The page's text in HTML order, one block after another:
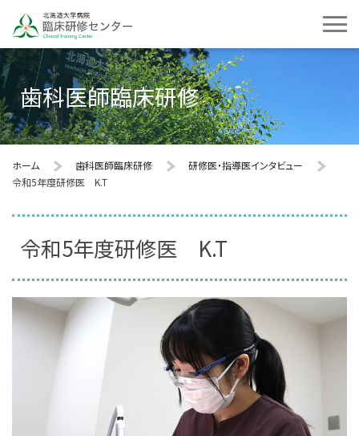
歯科医師臨床研修
ホーム 歯科医師臨床研修
研修医・指導医インタビュー
令和5年度研修医 K.T
令和5年度研修医 K.T